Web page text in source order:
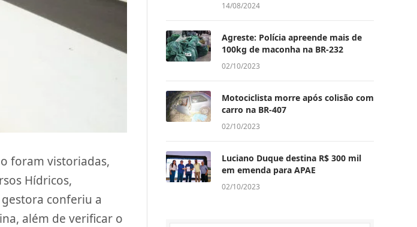
foram vistoriadas,
Hídricos,
conferiu a
além de verificar o
14/08/2024
Agreste: Polícia apreende mais de
100kg de maconha na BR-232
02/10/2023
Motociclista morre após colisão com
carro na BR-407
02/10/2023
Luciano Duque destina R$ 300 mil
em emenda para APAE
02/10/2023